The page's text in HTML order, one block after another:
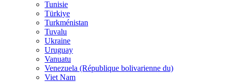
Tunisie
Türkiye
Turkménistan
Tuvalu
Ukraine
Uruguay
Vanuatu
Venezuela (République bolivarienne du)
Viet Nam